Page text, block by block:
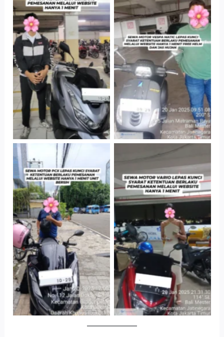
Hotel Kartika
Chandra, Jakarta
Selatan
Cityplaza
Jatinegara Gedung
Parkir P6A
Antar Jemput
Kendaraan
Cityplaza
Jatinegara Gedung
Parkir P6A